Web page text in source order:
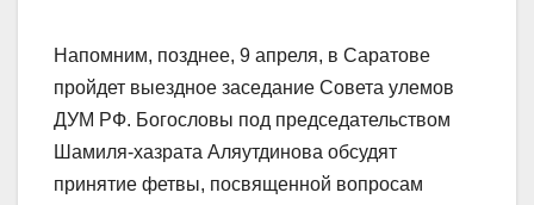
Напомним, позднее, 9 апреля, в Саратове
пройдет выездное заседание Совета улемов
ДУМ РФ. Богословы под председательством
Шамиля-хазрата Аляутдинова обсудят
принятие фетвы, посвященной вопросам